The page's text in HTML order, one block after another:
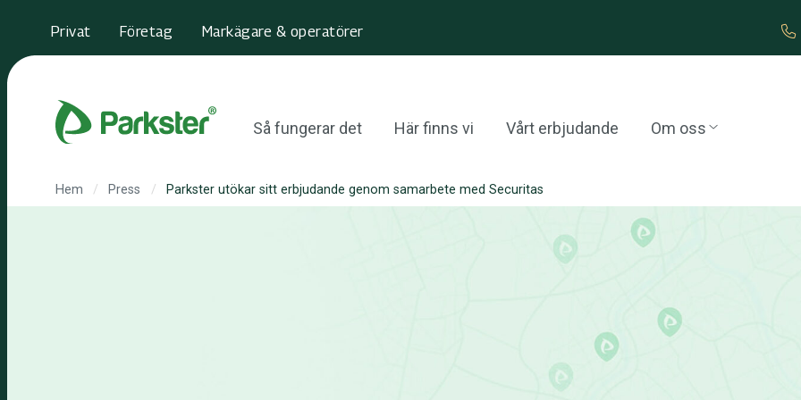
Privat Företag Markägare & operatörer
Så fungerar det Här finns vi Vårt erbjudande Om oss
Hem / Press / Parkster utökar sitt erbjudande genom samarbete med Securitas